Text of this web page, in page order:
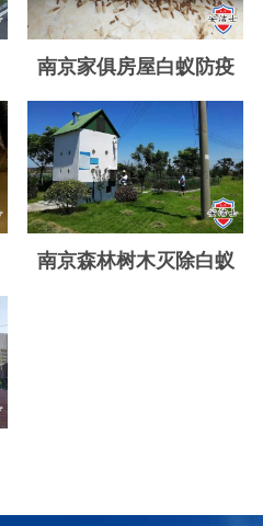
南京家俱房屋白蚁防疫
南京森林树木灭除白蚁